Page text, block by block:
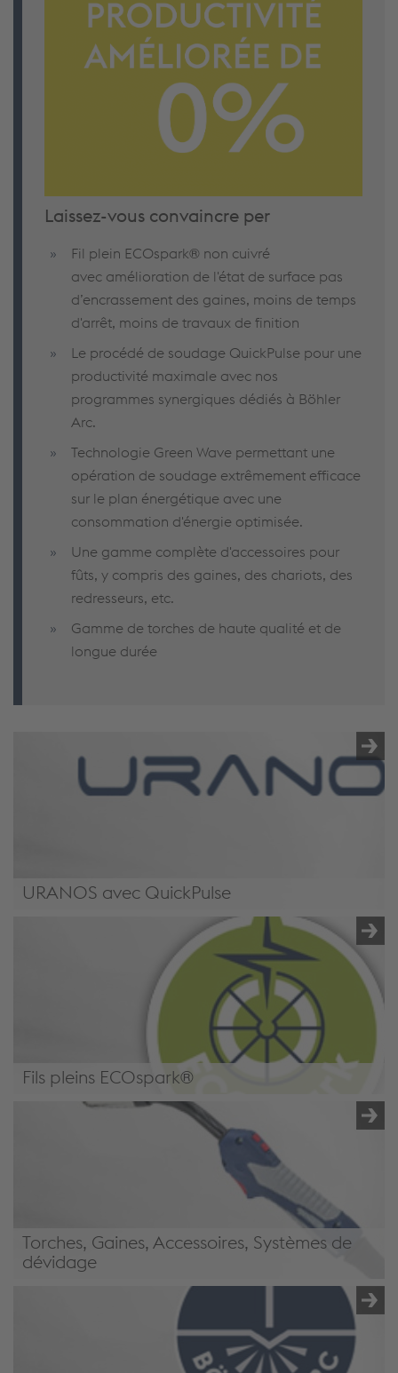
Laissez-vous convaincre per
Fil plein ECOspark® non cuivré
avec amélioration de l'état de surface pas
d’encrassement des gaines, moins de temps
d'arrêt, moins de travaux de finition
Le procédé de soudage QuickPulse pour une
productivité maximale avec nos
programmes synergiques dédiés à Böhler
Arc.
Technologie Green Wave permettant une
opération de soudage extrêmement efficace
sur le plan énergétique avec une
consommation d'énergie optimisée.
Une gamme complète d'accessoires pour
fûts, y compris des gaines, des chariots, des
redresseurs, etc.
Gamme de torches de haute qualité et de
longue durée
URANOS avec QuickPulse
/global-en/solutions/full-welding-solutions/yellow-green-
goods/#URANOSNX5000PME
Fils pleins ECOspark®
/global-en/solutions/full-welding-solutions/yellow-green-
Torches, Gaines, Accessoires, Systèmes de
dévidage
/global-en/solutions/full-welding-solutions/yellow-green-